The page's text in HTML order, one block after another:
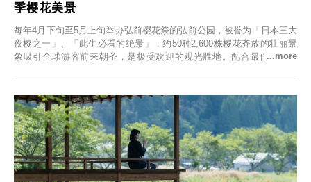
季樱花美景
每年4月下旬至5月上旬举办弘前樱花祭的弘前公园，被誉为「日本三大
夜樱之一」、「此生必看的绝景」，约50种2,600株樱花齐放的壮丽景
象吸引全球游客前来朝圣，是极受欢迎的观光胜地。配合最佳观雪时
「冬季樱花灯光秀」。